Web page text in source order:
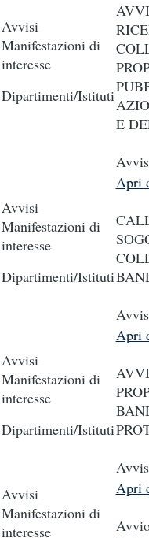
Avvisi
Manifestazioni di
interesse
Dipartimenti/Istituti
E
Avvisi
Manifestazioni di
interesse
Dipartimenti/Istituti
Apri
Avvisi
Manifestazioni di
interesse
Dipartimenti/Istituti
Apri
Avvisi
Manifestazioni di
interesse
Apri